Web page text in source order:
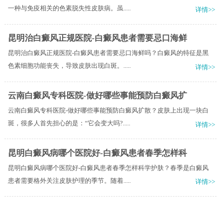
一种与免疫相关的色素脱失性皮肤病。虽.....
详情>>
昆明治白癜风正规医院-白癜风患者需要忌口海鲜
昆明治白癜风正规医院-白癜风患者需要忌口海鲜吗？白癜风的特征是黑
色素细胞功能丧失，导致皮肤出现白斑。.....
详情>>
云南白癜风专科医院-做好哪些事能预防白癜风扩
云南白癜风专科医院-做好哪些事能预防白癜风扩散？皮肤上出现一块白
斑，很多人首先担心的是：“它会变大吗?.....
详情>>
昆明白癜风病哪个医院好-白癜风患者春季怎样科
昆明白癜风病哪个医院好-白癜风患者春季怎样科学护肤？春季是白癜风
患者需要格外关注皮肤护理的季节。随着.....
详情>>